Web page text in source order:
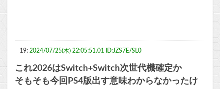
19: 2024/07/25(木) 22:05:51.01 ID:JZS7E/SL0
これ2026はSwitch+Switch次世代機確定か
そもそも今回PS4版出す意味わからなかったけ